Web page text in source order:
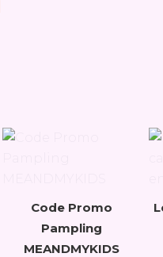
Code Promo
Pampling
MEANDMYKIDS